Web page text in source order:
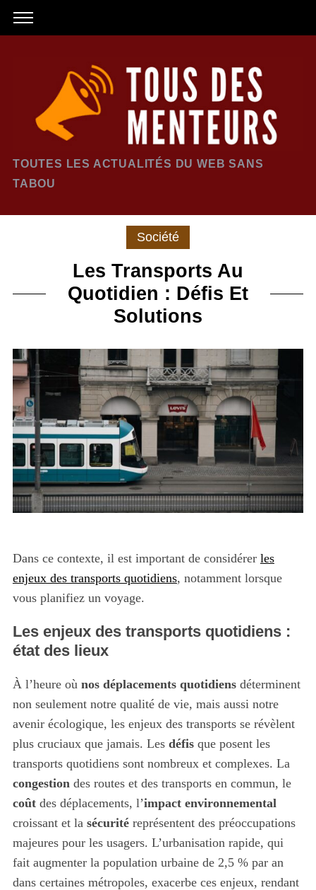
TOUTES LES ACTUALITÉS DU WEB SANS
TABOU
Société
Les Transports Au
Quotidien : Défis Et
Solutions
Dans ce contexte, il est important de considérer les
enjeux des transports quotidiens, notamment lorsque
vous planifiez un voyage.
Les enjeux des transports quotidiens :
état des lieux
À l’heure où nos déplacements quotidiensdéterminent
non seulement notre qualité de vie, mais aussi notre
avenir écologique, les enjeux des transports se révèlent
plus cruciaux que jamais. Les défisque posent les
transports quotidiens sont nombreux et complexes. La
congestion des routes et des transports en commun, le
coûtdes déplacements, l’impact environnemental
croissant et la sécuritéreprésentent des préoccupations
majeures pour les usagers. L’urbanisation rapide, qui
fait augmenter la population urbaine de 2,5 % par an
dans certaines métropoles, exacerbe ces enjeux, rendant